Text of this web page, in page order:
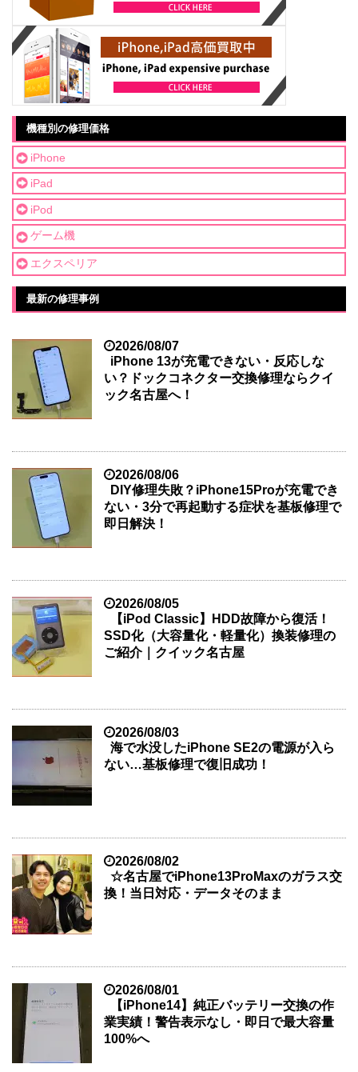
機種別の修理価格
iPhone
iPad
iPod
ゲーム機
エクスペリア
最新の修理事例
2026/08/07
iPhone 13が充電できない・反応しな
い？ドックコネクター交換修理ならクイ
ック名古屋へ！
2026/08/06
DIY修理失敗？iPhone15Proが充電でき
ない・3分で再起動する症状を基板修理で
即日解決！
2026/08/05
【iPod Classic】HDD故障から復活！
SSD化（大容量化・軽量化）換装修理の
ご紹介｜クイック名古屋
2026/08/03
海で水没したiPhone SE2の電源が入ら
ない…基板修理で復旧成功！
2026/08/02
☆名古屋でiPhone13ProMaxのガラス交
換！当日対応・データそのまま
2026/08/01
【iPhone14】純正バッテリー交換の作
業実績！警告表示なし・即日で最大容量
100%へ